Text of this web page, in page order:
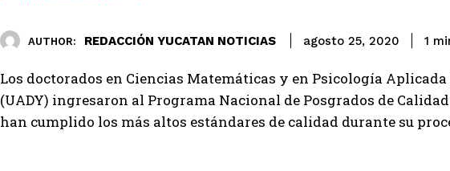
AUTHOR: REDACCIÓN YUCATAN NOTICIAS agosto 25, 2020 1
Los doctorados en Ciencias Matemáticas y en Psicología
(UADY) ingresaron al Programa Nacional de Posgrados de
han cumplido los más altos estándares de calidad durante su